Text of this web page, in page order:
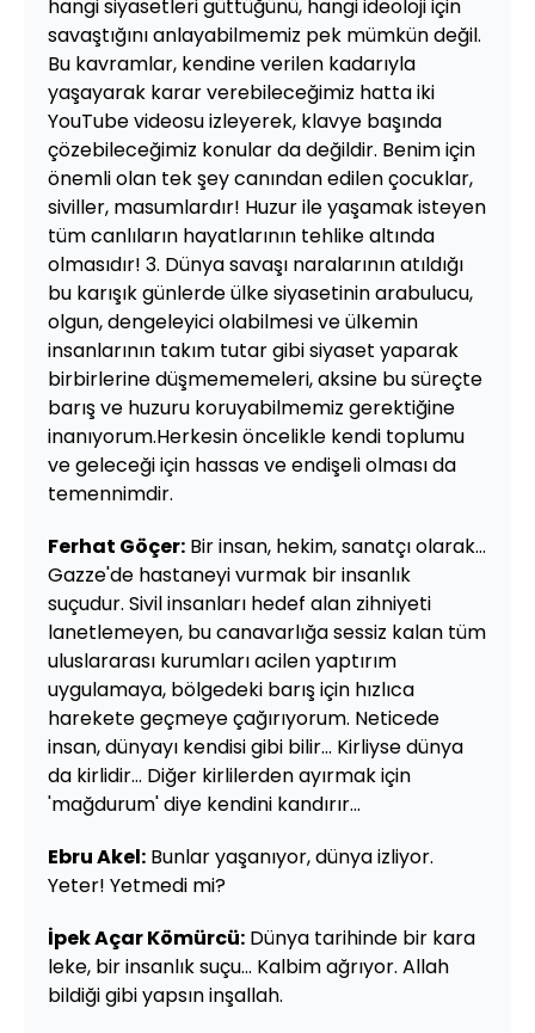
hangi siyasetleri güttüğünü, hangi ideoloji için
savaştığını anlayabilmemiz pek mümkün değil.
Bu kavramlar, kendine verilen kadarıyla
yaşayarak karar verebileceğimiz hatta iki
YouTube videosu izleyerek, klavye başında
çözebileceğimiz konular da değildir. Benim için
önemli olan tek şey canından edilen çocuklar,
siviller, masumlardır! Huzur ile yaşamak isteyen
tüm canlıların hayatlarının tehlike altında
olmasıdır! 3. Dünya savaşı naralarının atıldığı
bu karışık günlerde ülke siyasetinin arabulucu,
olgun, dengeleyici olabilmesi ve ülkemin
insanlarının takım tutar gibi siyaset yaparak
birbirlerine düşmememeleri, aksine bu süreçte
barış ve huzuru koruyabilmemiz gerektiğine
inanıyorum.Herkesin öncelikle kendi toplumu
ve geleceği için hassas ve endişeli olması da
temennimdir.
Ferhat Göçer: Bir insan, hekim, sanatçı olarak…
Gazze'de hastaneyi vurmak bir insanlık
suçudur. Sivil insanları hedef alan zihniyeti
lanetlemeyen, bu canavarlığa sessiz kalan tüm
uluslararası kurumları acilen yaptırım
uygulamaya, bölgedeki barış için hızlıca
harekete geçmeye çağırıyorum. Neticede
insan, dünyayı kendisi gibi bilir… Kirliyse dünya
da kirlidir… Diğer kirlilerden ayırmak için
'mağdurum' diye kendini kandırır…
Ebru Akel: Bunlar yaşanıyor, dünya izliyor.
Yeter! Yetmedi mi?
İpek Açar Kömürcü: Dünya tarihinde bir kara
leke, bir insanlık suçu... Kalbim ağrıyor. Allah
bildiği gibi yapsın inşallah.